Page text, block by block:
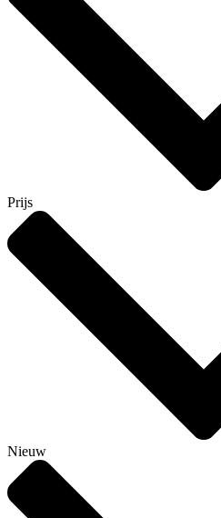
Prijs
Nieuw